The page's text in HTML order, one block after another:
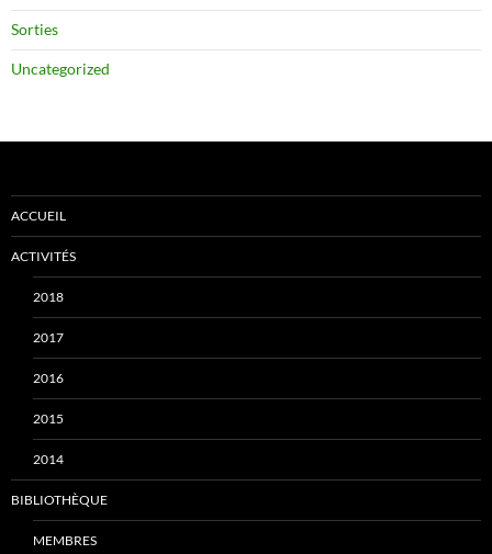
Sorties
Uncategorized
ACCUEIL
ACTIVITÉS
2018
2017
2016
2015
2014
BIBLIOTHÈQUE
MEMBRES